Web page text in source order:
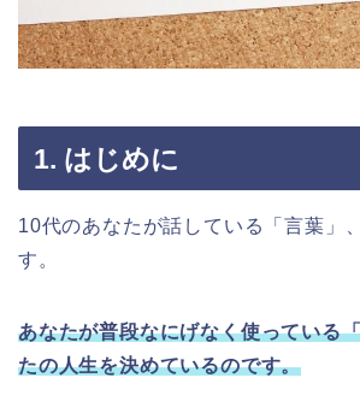
1. はじめに
10代のあなたが話している「言葉」
す。
あなたが普段なにげなく使っている
たの人生を決めているのです。